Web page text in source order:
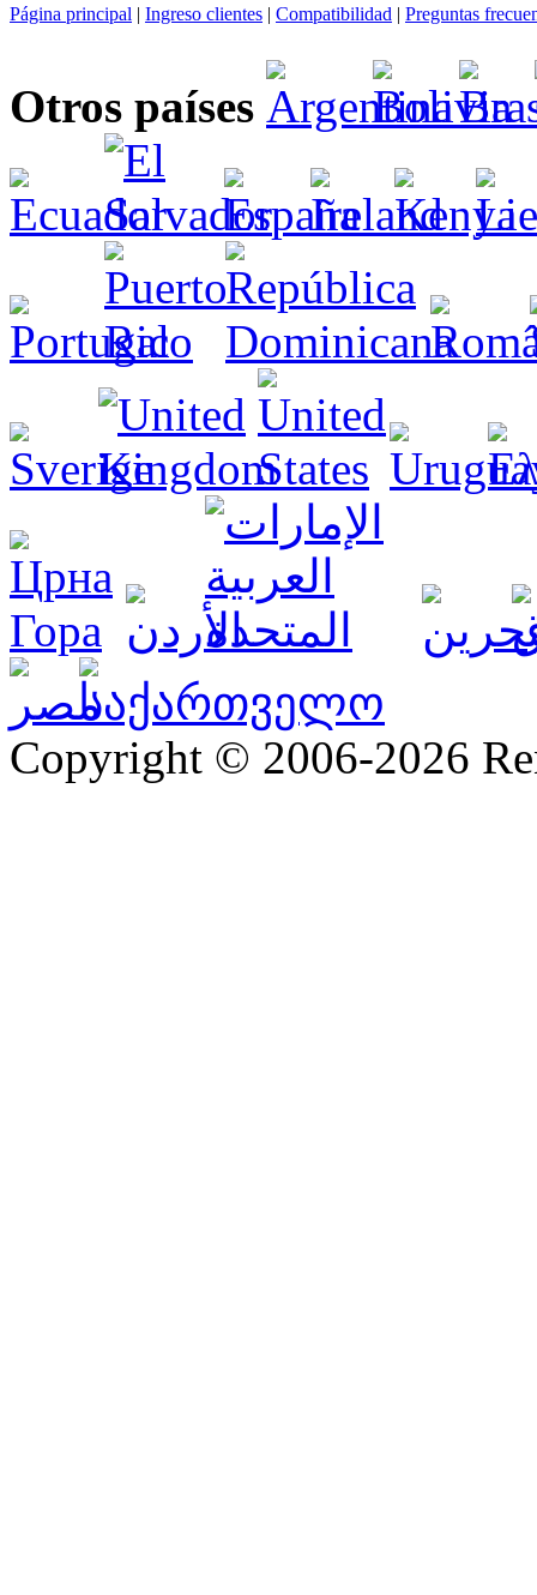
Página principal | Ingreso clientes | Compatibilidad | Preguntas
Otros países
Copyright © 2006-2026